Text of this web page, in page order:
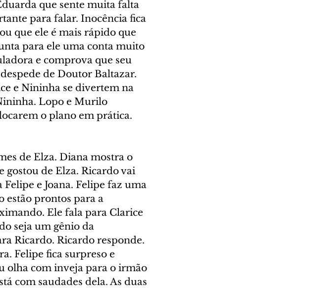
que sente muita falta
para falar. Inocência fica
que ele é mais rápido que
para ele uma conta muito
e comprova que seu
de Doutor Baltazar.
e Nininha se divertem na
Lopo e Murilo
o plano em prática.
de Elza. Diana mostra o
gostou de Elza. Ricardo vai
e Joana. Felipe faz uma
prontos para a
Ele fala para Clarice
seja um gênio da
Ricardo. Ricardo responde.
Felipe fica surpreso e
olha com inveja para o irmão
com saudades dela. As duas